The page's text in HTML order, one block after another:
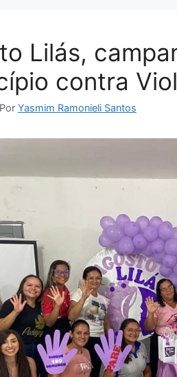
Lilás,
contra
Por Yasmim Ramonieli Santos